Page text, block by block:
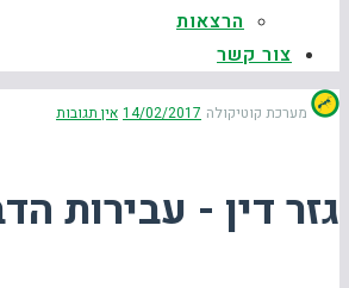
הרצאות
צור קשר
מערכת קוטיקולה 14/02/2017 אין תגובות
גזר דין - עבירות